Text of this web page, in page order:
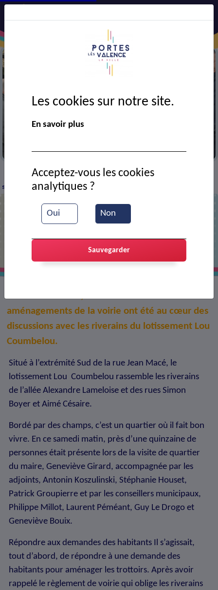
> Actualités > Visite de quartier : Trouver des
solutions
Visite de quartier : Trouver des
solutions
Samedi 22 février, la circulation et les
aménagements de la voirie ont été au cœur des
discussions avec les riverains du lotissement Lou
Coumbelou.
Situé à l’extrémité Sud de la rue Jean Macé, le
lotissement Lou Coumbelou rassemble les riverains
de l’allée Alexandre Lameloise et des rues Simon
Boyer et Aimé Césaire.
Bordé par des champs, c’est un quartier où il fait bon
vivre. En ce samedi matin, près d’une quinzaine de
personnes était présente lors de la visite de quartier
du maire, Geneviève Girard, accompagnée par les
adjoints, Antonin Koszulinski, Stéphanie Houset,
Patrick Groupierre et par les conseillers municipaux,
Philippe Millot, Laurent Péméant, Guy Le Drogo et
Geneviève Bouix.
Répondre aux demandes des habitants Il s’agissait,
tout d’abord, de répondre à une demande des
habitants pour aménager les trottoirs. Après avoir
rappelé le règlement de voirie qui oblige les riverains
Les cookies sur notre site.
En savoir plus
Oui Non
Acceptez-vous les cookies
analytiques ?
Sauvegarder